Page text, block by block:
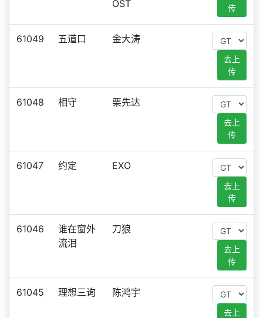
OST
传
61049 五道口 金大涛
去上
传
61048 相守 栗先达
去上
传
61047 约定 EXO
去上
传
61046
谁在窗外
流泪
刀狼
去上
传
61045 理想三询 陈鸿宇
去上